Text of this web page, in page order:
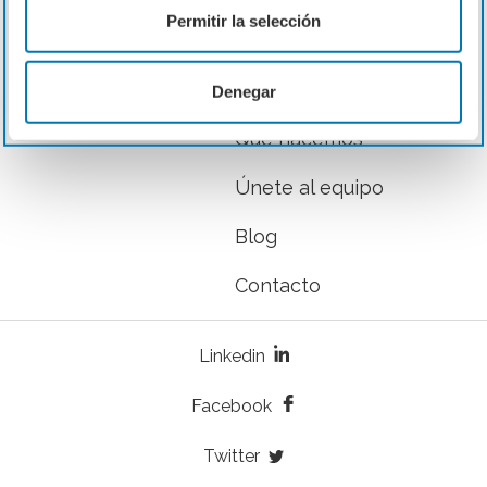
Permitir la selección
Denegar
Nosotros
Qué hacemos
Únete al equipo
Blog
Contacto
Linkedin
Facebook
Twitter